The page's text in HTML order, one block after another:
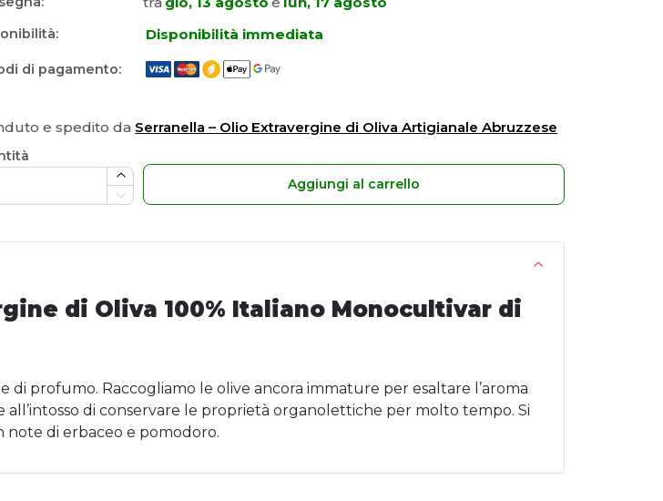
Disponibilità immediata
di pagamento:
e spedito da Serranella – Olio Extravergine di Oliva Artigianale Abruzzese
Aggiungi al carrello
di Oliva 100% Italiano Monocultivar di
di profumo. Raccogliamo le olive ancora immature per esaltare l’aroma
di conservare le proprietà organolettiche per molto tempo. Si
di erbaceo e pomodoro.